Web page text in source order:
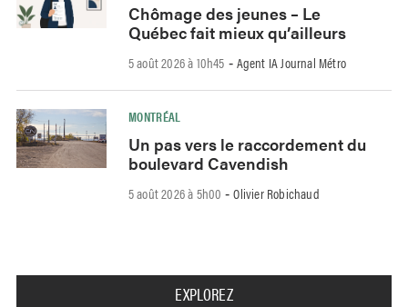
Chômage des jeunes – Le
Québec fait mieux qu’ailleurs
5 août 2026 à 10h45 - Agent IA Journal Métro
MONTRÉAL
Un pas vers le raccordement du
boulevard Cavendish
5 août 2026 à 5h00 -Olivier Robichaud
EXPLOREZ